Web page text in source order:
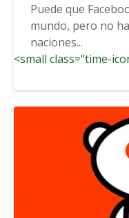
Puede que
mundo, pero no
naciones...
<small class="time-